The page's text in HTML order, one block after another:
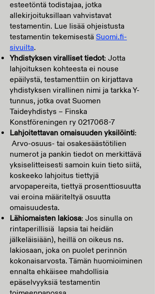
esteetöntä todistajaa, jotka
allekirjoituksillaan vahvistavat
testamentin. Lue lisää ohjeistusta
testamentin tekemisestä Suomi.fi-
sivuilta.
Yhdistyksen viralliset tiedot: Jotta
lahjoituksen kohteesta ei nouse
epäilystä, testamenttiin on kirjattava
yhdistyksen virallinen nimi ja tarkka Y-
tunnus, jotka ovat Suomen
Taideyhdistys – Finska
Konstföreningen ry 0217068-7
Lahjoitettavan omaisuuden yksilöinti:
Arvo-osuus- tai osakesäästötilien
numerot ja pankin tiedot on merkittävä
yksiselitteisesti samoin kuin tieto siitä,
koskeeko lahjoitus tiettyjä
arvopapereita, tiettyä prosenttiosuutta
vai eroina määriteltyä osuutta
omaisuudesta.
Lähiomaisten lakiosa: Jos sinulla on
rintaperillisiä lapsia tai heidän
jälkeläisiään), heillä on oikeus ns.
lakiosaan, joka on puolet perinnön
kokonaisarvosta. Tämän huomioiminen
ennalta ehkäisee mahdollisia
epäselvyyksiä testamentin